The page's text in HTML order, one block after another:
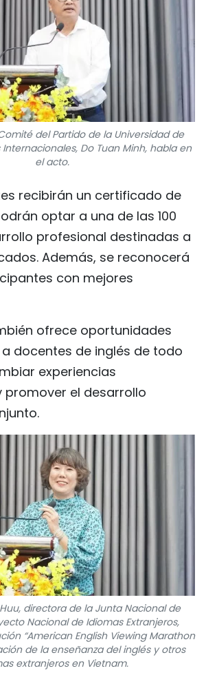
del Partido de la Universidad de
Do Tuan Minh, habla en
el acto.
recibirán un certificado de
optar a una de las 100
profesional destinadas a
Además, se reconocerá
con mejores
ofrece oportunidades
docentes de inglés de todo
experiencias
el desarrollo
directora de la Junta Nacional de
Nacional de Idiomas Extranjeros,
“American English Viewing Marathon
de la enseñanza del inglés y otros
extranjeros en Vietnam.